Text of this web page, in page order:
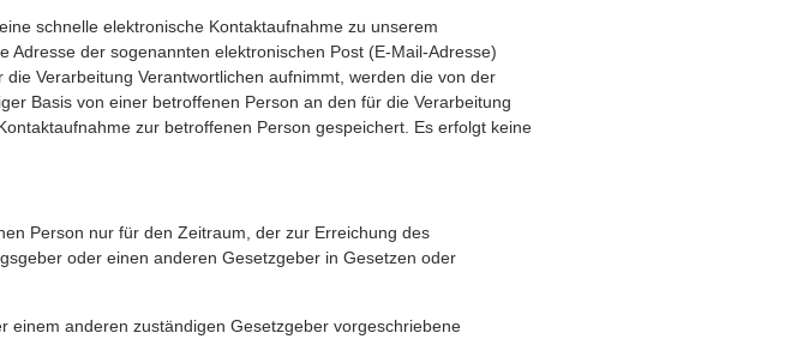
schnelle elektronische Kontaktaufnahme zu unserem
der sogenannten elektronischen Post (E-Mail-Adresse)
Verarbeitung Verantwortlichen aufnimmt, werden die von der
Basis von einer betroffenen Person an den für die Verarbeitung
zur betroffenen Person gespeichert. Es erfolgt keine
Person nur für den Zeitraum, der zur Erreichung des
oder einen anderen Gesetzgeber in Gesetzen oder
einem anderen zuständigen Gesetzgeber vorgeschriebene